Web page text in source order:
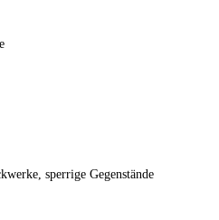
sperrige Gegenstände